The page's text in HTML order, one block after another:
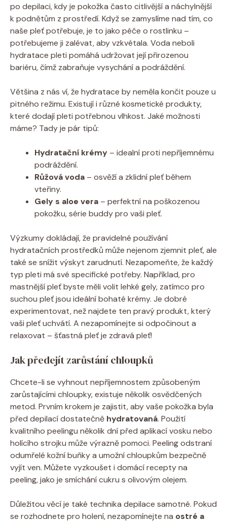
po depilaci, kdy je pokožka často citlivější a náchylnější
k podnětům z prostředí. Když se zamyslíme nad tím, co
naše pleť potřebuje, je to jako péče o rostlinku –
potřebujeme ji zalévat, aby vzkvétala. Voda neboli
hydratace pleti pomáhá udržovat její přirozenou
bariéru, čímž zabraňuje vysychání a podráždění.
Většina z nás ví, že hydratace by neměla končit pouze u
pitného režimu. Existují i různé kosmetické produkty,
které dodají pleti potřebnou vlhkost. Jaké možnosti
máme? Tady je pár tipů:
Hydratační krémy – idealní proti nepříjemnému
podráždění.
Růžová voda – osvěží a zklidní pleť během
vteřiny.
Gely s aloe vera – perfektní na poškozenou
pokožku, série buddy pro vaši pleť.
Výzkumy dokládají, že pravidelné používání
hydratačních prostředků může nejenom zjemnit pleť, ale
také se snížit výskyt zarudnutí. Nezapomeňte, že každý
typ pleti má své specifické potřeby. Například, pro
mastnější pleť byste měli volit lehké gely, zatímco pro
suchou pleť jsou ideální bohaté krémy. Je dobré
experimentovat, než najdete ten pravý produkt, který
vaši pleť uchvátí. A nezapomínejte si odpočinout a
relaxovat – šťastná pleť je zdravá pleť!
Jak předejít zarůstání chloupků
Chcete-li se vyhnout nepříjemnostem způsobeným
zarůstajícími chloupky, existuje několik osvědčených
metod. Prvním krokem je zajistit, aby vaše pokožka byla
před depilací dostatečně hydratovaná. Použití
kvalitního peelingu několik dní před aplikací vosku nebo
holícího strojku může výrazně pomoci. Peeling odstraní
odumřelé kožní buňky a umožní chloupkům bezpečně
vyjít ven. Můžete vyzkoušet i domácí recepty na
peeling, jako je smíchání cukru s olivovým olejem.
Důležitou věcí je také technika depilace samotné. Pokud
se rozhodnete pro holení, nezapomínejte na ostré a